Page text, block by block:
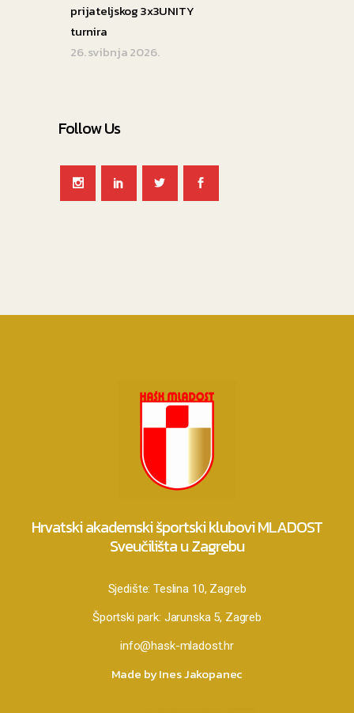
prijateljskog 3x3UNITY
turnira
26. svibnja 2026.
Follow Us
Hrvatski akademski športski klubovi MLADOST
Sveučilišta u Zagrebu
Sjedište:Teslina 10, Zagreb
Športski park: Jarunska 5, Zagreb
info@hask-mladost.hr
Made by Ines Jakopanec